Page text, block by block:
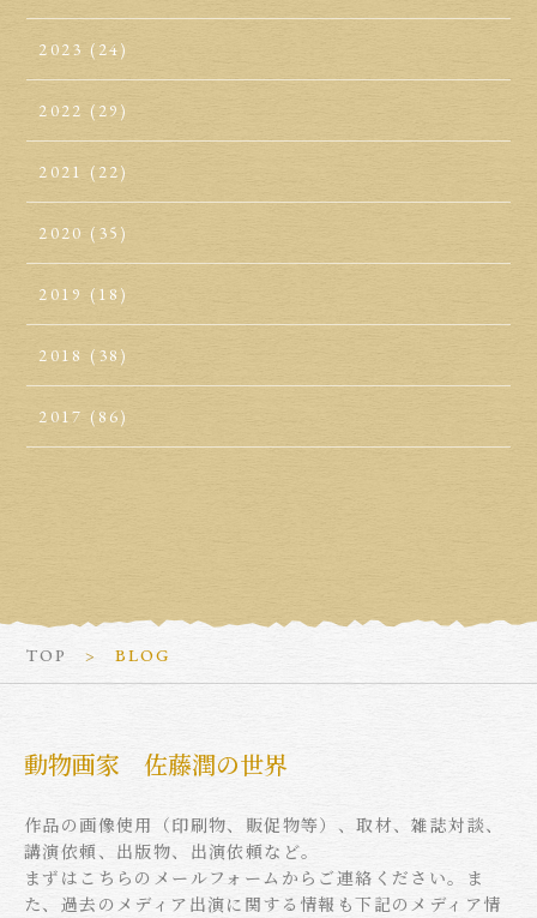
2023 (24)
2022 (29)
2021 (22)
2020 (35)
2019 (18)
2018 (38)
2017 (86)
TOP BLOG
動物画家 佐藤潤の世界
作品の画像使用（印刷物、販促物等）、取材、雑誌対談、
講演依頼、出版物、出演依頼など。
まずはこちらのメールフォームからご連絡ください。ま
た、過去のメディア出演に関する情報も下記のメディア情